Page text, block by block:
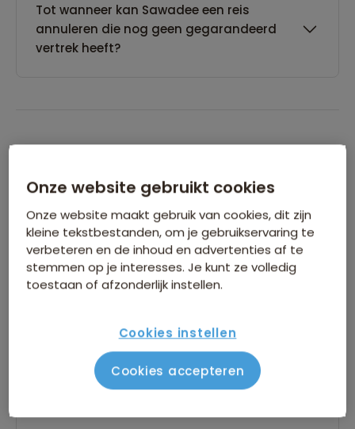
Tot wanneer kan Sawadee een reis
annuleren die nog geen gegarandeerd
vertrek heeft?
boeken?
Kan ik ook eerst een optie nemen op een
De reis van mijn keuze heeft nog geen
gegarandeerd vertrek. Wat nu?
Onze website gebruikt cookies
Onze website maakt gebruik van cookies, dit zijn
kleine tekstbestanden, om je gebruikservaring te
verbeteren en de inhoud en advertenties af te
stemmen op je interesses. Je kunt ze volledig
toestaan of afzonderlijk instellen.
Cookies instellen
Cookies accepteren